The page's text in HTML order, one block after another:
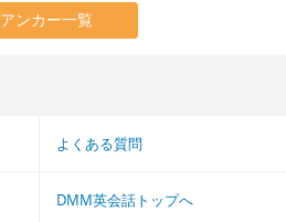
アンカー一覧
よくある質問
DMM英会話トップへ